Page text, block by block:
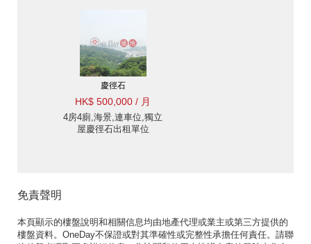
慶徑石
HK$ 500,000 / 月
4房4廁,海景,連車位,獨立
屋慶徑石出租單位
免責聲明
本頁顯示的樓盤說明和相關信息均由地產代理或業主或第三方提供的
樓盤資料。OneDay不保證或對其準確性或完整性承擔任何責任。請聯